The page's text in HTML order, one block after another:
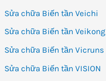
Sửa chữa Biến tần Veichi
Sửa chữa Biến tần Veikong
Sửa chữa Biến tần Vicruns
Sửa chữa Biến tần VISION